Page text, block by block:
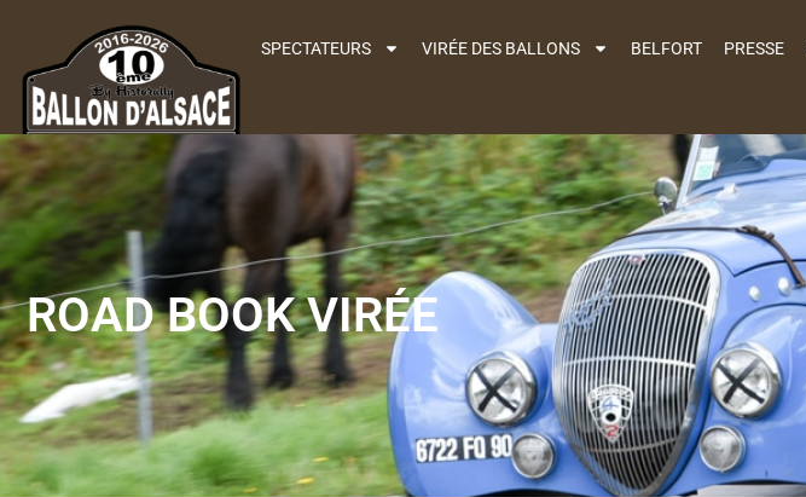
SPECTATEURS VIRÉE DES BALLONS BELFORT PRESSE
ROAD BOOK VIRÉE